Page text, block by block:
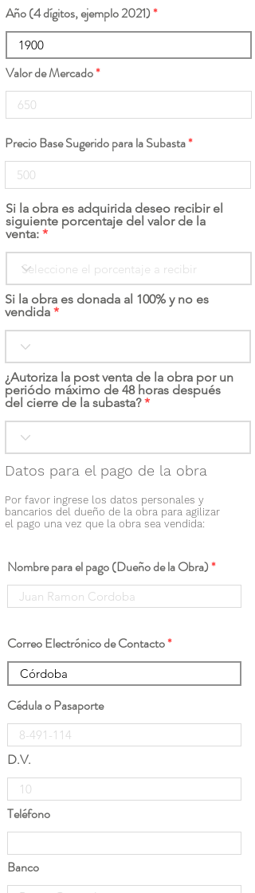
Año (4 dígitos, ejemplo 2021)
Valor de Mercado
Precio Base Sugerido para la Subasta
Si la obra es adquirida deseo recibir el
siguiente porcentaje del valor de la
venta:
Si la obra es donada al 100% y no es
vendida
¿Autoriza la post venta de la obra por un
periódo máximo de 48 horas después
del cierre de la subasta?
Datos para el pago de la obra
Por favor ingrese los datos personales y
bancarios del dueño de la obra para agilizar
el pago una vez que la obra sea vendida:
Nombre para el pago (Dueño de la Obra)
Correo Electrónico de Contacto
Cédula o Pasaporte
D.V.
Teléfono
Banco